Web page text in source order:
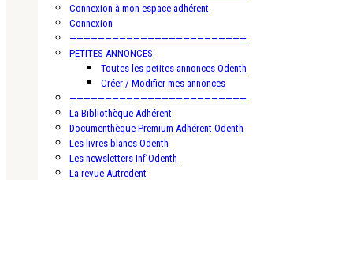
Connexion à mon espace adhérent
Connexion
—————————————————————————-
PETITES ANNONCES
Toutes les petites annonces Odenth
Créer / Modifier mes annonces
—————————————————————————-
La Bibliothèque Adhérent
Documenthèque Premium Adhérent Odenth
Les livres blancs Odenth
Les newsletters Inf’Odenth
La revue Autredent